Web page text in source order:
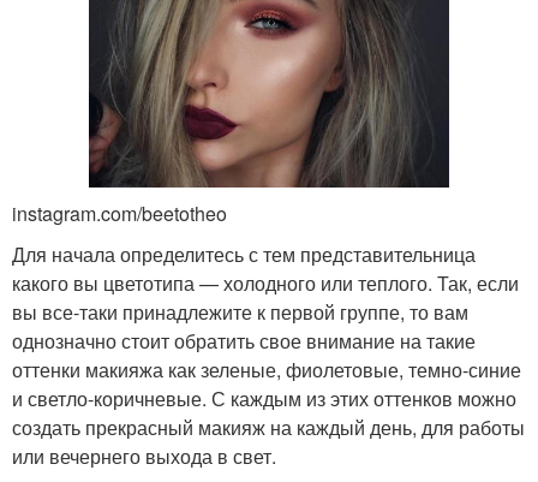
instagram.com/beetotheo
Для начала определитесь с тем представительница
какого вы цветотипа — холодного или теплого. Так, если
вы все-таки принадлежите к первой группе, то вам
однозначно стоит обратить свое внимание на такие
оттенки макияжа как зеленые, фиолетовые, темно-синие
и светло-коричневые. С каждым из этих оттенков можно
создать прекрасный макияж на каждый день, для работы
или вечернего выхода в свет.